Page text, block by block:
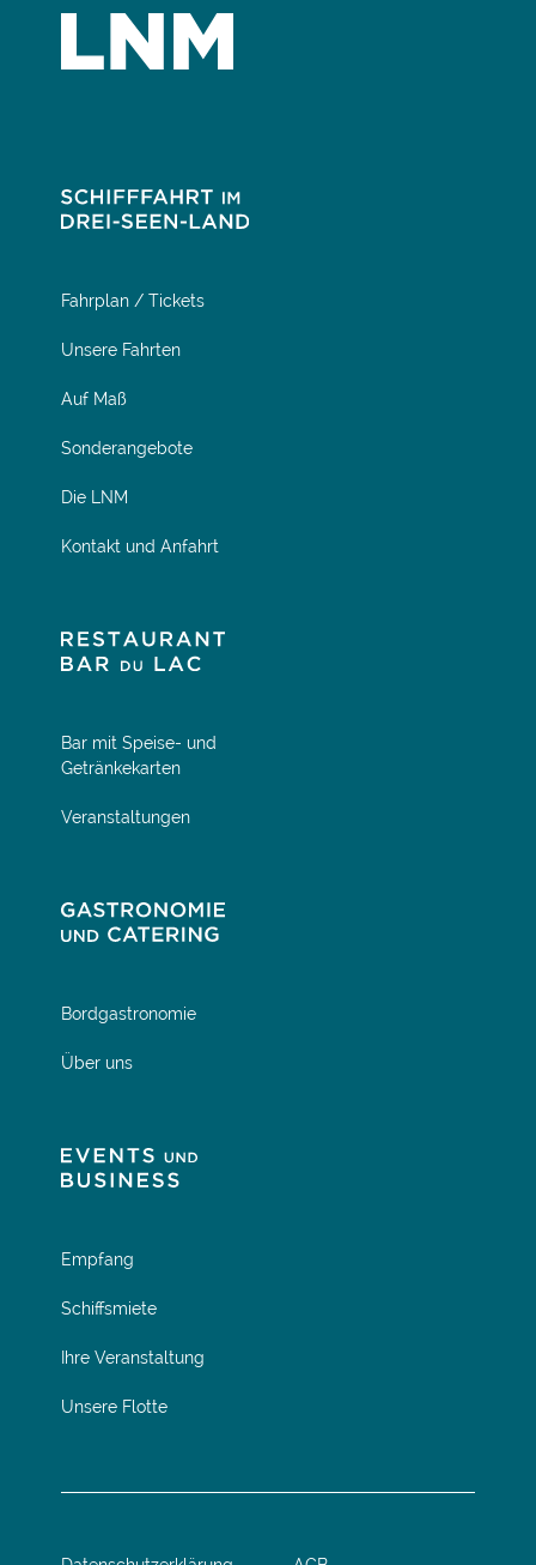
Fahrplan / Tickets
Unsere Fahrten
Auf Maß
Sonderangebote
Die LNM
Kontakt und Anfahrt
Bar mit Speise- und
Getränkekarten
Veranstaltungen
Bordgastronomie
Über uns
Empfang
Schiffsmiete
Ihre Veranstaltung
Unsere Flotte